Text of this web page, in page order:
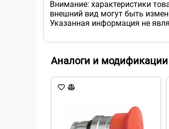
Внимание: характеристики
внешний вид могут быть
Указанная информация не
Аналоги и модификации